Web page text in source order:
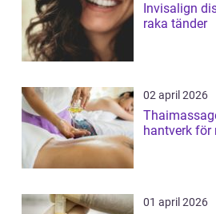
Invisalign diskret tandreglering för
raka tänder
02 april 2026
Thaimassage
hantverk för
01 april 2026